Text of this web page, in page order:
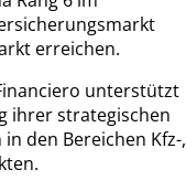
erreichen.
unterstützt
ihrer strategischen
den Bereichen Kfz-,